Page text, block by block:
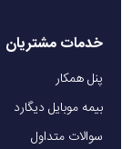
خدمات مشتریان
پنل همکار
بیمه موبایل دیگارد
سوالات متداول